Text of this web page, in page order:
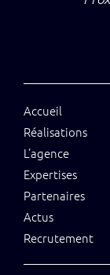
Accueil
Réalisations
L’agence
Expertises
Partenaires
Actus
Recrutement